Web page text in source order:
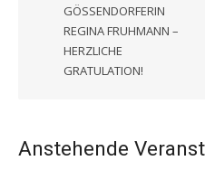
GÖSSENDORFERIN
REGINA FRUHMANN –
HERZLICHE
GRATULATION!
Anstehende